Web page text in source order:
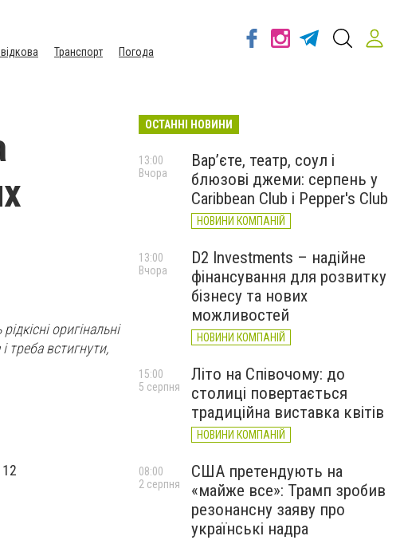
Транспорт Погода
оригінальні
треба встигнути,
ОСТАННІ НОВИНИ
Вар’єте, театр, соул і
блюзові джеми: серпень у
Caribbean Club і Pepper's Club
НОВИНИ КОМПАНІЙ
13:00
Вчора
D2 Investments – надійне
фінансування для розвитку
бізнесу та нових
можливостей
НОВИНИ КОМПАНІЙ
13:00
Вчора
Літо на Співочому: до
столиці повертається
традиційна виставка квітів
НОВИНИ КОМПАНІЙ
15:00
5 серпня
США претендують на
«майже все»: Трамп зробив
резонансну заяву про
українські надра
08:00
2 серпня